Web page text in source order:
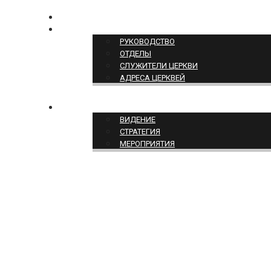
РУКОВОДСТВО
ОТДЕЛЫ
СЛУЖИТЕЛИ ЦЕРКВИ
АДРЕСА ЦЕРКВЕЙ
ВИДЕНИЕ
СТРАТЕГИЯ
МЕРОПРИЯТИЯ